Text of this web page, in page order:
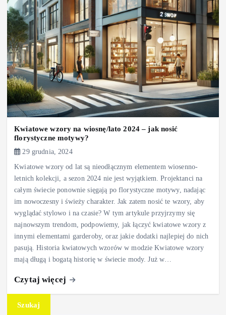
Kwiatowe wzory na wiosnę/lato 2024 – jak nosić
florystyczne motywy?
29 grudnia, 2024
Kwiatowe wzory od lat są nieodłącznym elementem wiosenno-
letnich kolekcji, a sezon 2024 nie jest wyjątkiem. Projektanci na
całym świecie ponownie sięgają po florystyczne motywy, nadając
im nowoczesny i świeży charakter. Jak zatem nosić te wzory, aby
wyglądać stylowo i na czasie? W tym artykule przyjrzymy się
najnowszym trendom, podpowiemy, jak łączyć kwiatowe wzory z
innymi elementami garderoby, oraz jakie dodatki najlepiej do nich
pasują. Historia kwiatowych wzorów w modzie Kwiatowe wzory
mają długą i bogatą historię w świecie mody. Już w…
Czytaj więcej
Szukaj